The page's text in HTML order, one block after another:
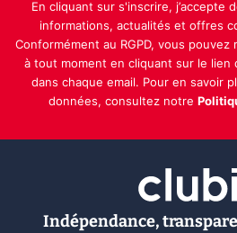
En cliquant sur s'inscrire, j’accepte
informations, actualités et offres
Conformément au RGPD, vous
à tout moment en cliquant sur le lien
dans chaque email. Pour en savoir
données, consultez notre
Indépendance,